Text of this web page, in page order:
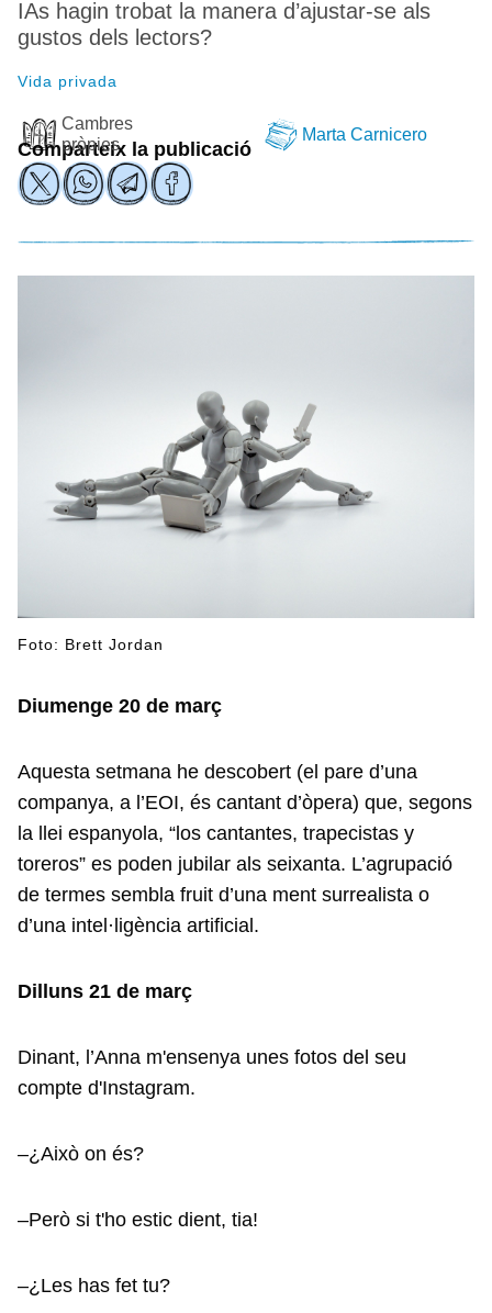
IAs hagin trobat la manera d’ajustar-se als
gustos dels lectors?
Vida privada
Cambres
pròpies
Marta Carnicero
Comparteix la publicació
Foto: Brett Jordan
Diumenge 20 de març
Aquesta setmana he descobert (el pare d’una
companya, a l’EOI, és cantant d’òpera) que, segons
la llei espanyola, “los cantantes, trapecistas y
toreros” es poden jubilar als seixanta. L’agrupació
de termes sembla fruit d’una ment surrealista o
d’una intel·ligència artificial.
Dilluns 21 de març
Dinant, l’Anna m'ensenya unes fotos del seu
compte d'Instagram.
–¿Això on és?
–Però si t'ho estic dient, tia!
–¿Les has fet tu?